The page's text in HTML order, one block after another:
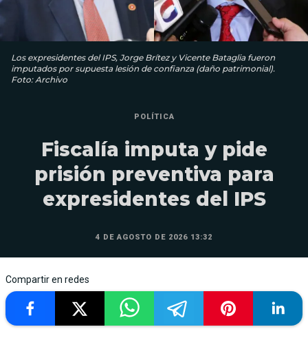
Los expresidentes del IPS, Jorge Brítez y Vicente Bataglia fueron
imputados por supuesta lesión de confianza (daño patrimonial).
Foto: Archivo
POLÍTICA
Fiscalía imputa y pide
prisión preventiva para
expresidentes del IPS
4 DE AGOSTO DE 2026 13:32
Compartir en redes